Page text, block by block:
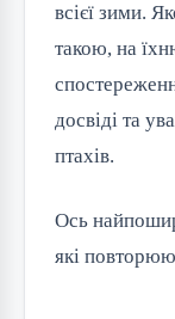
всієї зими.
такою, на
досвіді та
птахів.
Ось
які